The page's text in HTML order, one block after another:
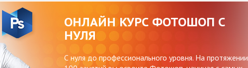
ОНЛАЙН КУРС ФОТОШОП С
НУЛЯ
С нуля до профессионального уровня. На протяжении